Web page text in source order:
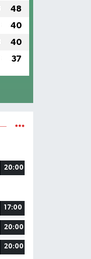
48
40
40
37
20:00
17:00
20:00
20:00